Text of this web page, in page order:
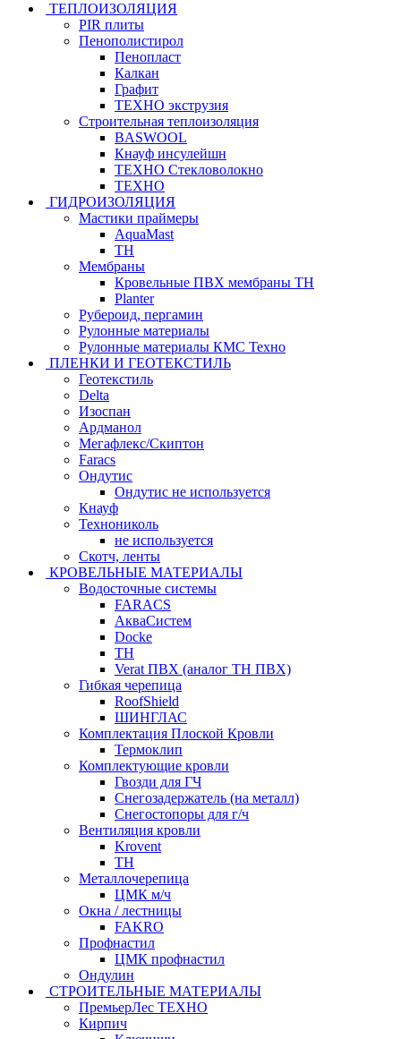
ТЕПЛОИЗОЛЯЦИЯ
PIR плиты
Пенополистирол
Пенопласт
Калкан
Графит
ТЕХНО экструзия
Строительная теплоизоляция
BASWOOL
Кнауф инсулейшн
ТЕХНО Стекловолокно
ТЕХНО
ГИДРОИЗОЛЯЦИЯ
Мастики праймеры
AquaMast
ТН
Мембраны
Кровельные ПВХ мембраны ТН
Planter
Рубероид, пергамин
Рулонные материалы
Рулонные материалы КМС Техно
ПЛЕНКИ И ГЕОТЕКСТИЛЬ
Геотекстиль
Delta
Изоспан
Ардманол
Мегафлекс/Скиптон
Faracs
Ондутис
Ондутис не используется
Кнауф
Технониколь
не используется
Скотч, ленты
КРОВЕЛЬНЫЕ МАТЕРИАЛЫ
Водосточные системы
FARACS
АкваСистем
Docke
ТН
Verat ПВХ (аналог ТН ПВХ)
Гибкая черепица
RoofShield
ШИНГЛАС
Комплектация Плоской Кровли
Термоклип
Комплектующие кровли
Гвозди для ГЧ
Снегозадержатель (на металл)
Снегостопоры для г/ч
Вентиляция кровли
Krovent
ТН
Металлочерепица
ЦМК м/ч
Окна / лестницы
FAKRO
Профнастил
ЦМК профнастил
Ондулин
СТРОИТЕЛЬНЫЕ МАТЕРИАЛЫ
ПремьерЛес ТЕХНО
Кирпич